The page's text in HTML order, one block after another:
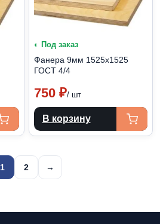
◐ Под заказ
Фанера 9мм 1525х1525
ГОСТ 4/4
750 ₽/ шт
В корзину
Пагинация
записей
1 2 →